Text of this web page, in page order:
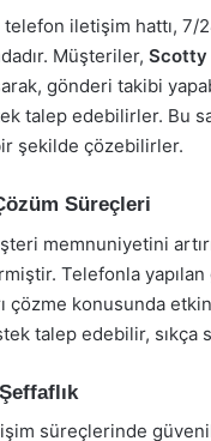
telefon iletişim hattı,
Müşteriler, Scotty
gönderi takibi
talep edebilirler. Bu
şekilde çözebilirler.
Süreçleri
memnuniyetini
Telefonla
çözme konusunda
talep edebilir,
süreçlerinde